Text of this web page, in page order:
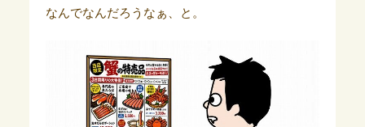
なんでなんだろうなぁ、と。